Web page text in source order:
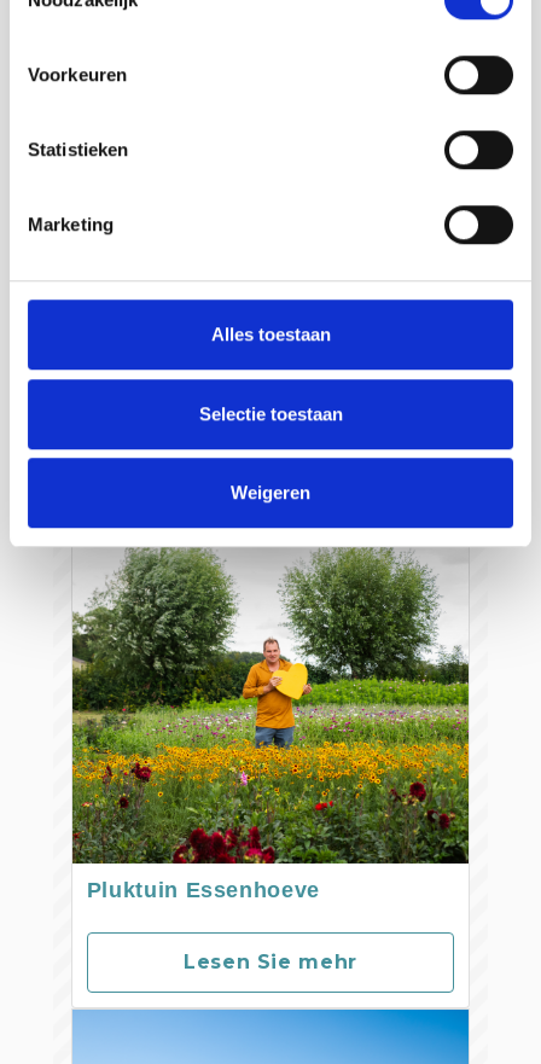
Voorkeuren
Statistieken
Marketing
Alles toestaan
Selectie toestaan
Weigeren
Cadzand
Lesen Sie mehr
Pluktuin Essenhoeve
Lesen Sie mehr